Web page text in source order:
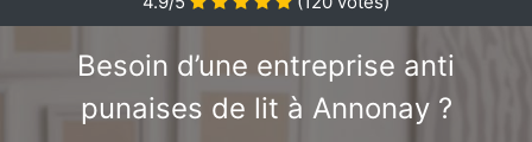
Besoin d’une entreprise anti
punaises de lit à Annonay ?